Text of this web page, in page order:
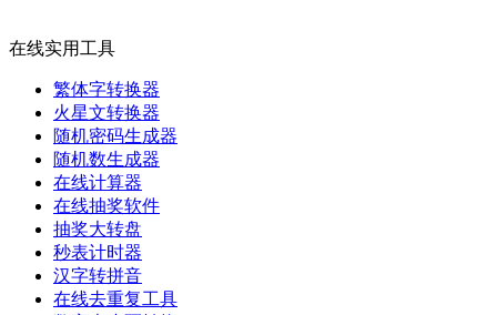
在线实用工具
繁体字转换器
火星文转换器
随机密码生成器
随机数生成器
在线计算器
在线抽奖软件
抽奖大转盘
秒表计时器
汉字转拼音
在线去重复工具